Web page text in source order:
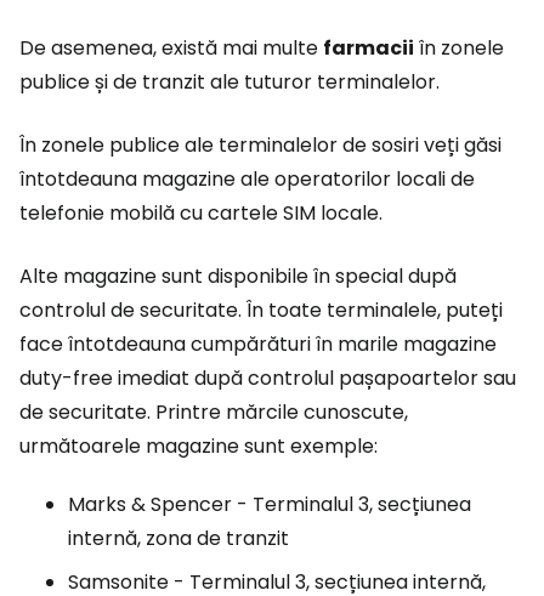
De asemenea, există mai multe farmacii în zonele
publice și de tranzit ale tuturor terminalelor.
În zonele publice ale terminalelor de sosiri veți găsi
întotdeauna magazine ale operatorilor locali de
telefonie mobilă cu cartele SIM locale.
Alte magazine sunt disponibile în special după
controlul de securitate. În toate terminalele, puteți
face întotdeauna cumpărături în marile magazine
duty-free imediat după controlul pașapoartelor sau
de securitate. Printre mărcile cunoscute,
următoarele magazine sunt exemple:
Marks & Spencer - Terminalul 3, secțiunea
internă, zona de tranzit
Samsonite - Terminalul 3, secțiunea internă,